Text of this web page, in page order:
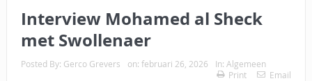
Interview Mohamed al Sheck
met Swollenaer
Posted By: Gerco Grevers on: februari 26, 2026 In: Algemeen
Print
Email